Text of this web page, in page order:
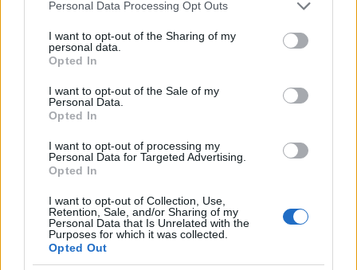
not limited to your visit or usage behaviour. You may click to
grant or deny consent to Google and its third-party tags to
use your data for below specified purposes in below Google
consent section.
Personal Data Processing Opt Outs
I want to opt-out of the Sharing of my
personal data.
Opted In
I want to opt-out of the Sale of my
Personal Data.
Opted In
I want to opt-out of processing my
Personal Data for Targeted Advertising.
Opted In
I want to opt-out of Collection, Use,
Retention, Sale, and/or Sharing of my
Personal Data that Is Unrelated with the
Purposes for which it was collected.
Opted Out
világ édesvíz készleteit a mezőgazdaság, az ipar, és a polgári
túlhasználás és kibocsatás egyaránt veszélyezteti, mert az
emberi tevékenység különbőzőféleképpen, de szennyezi a
vízkészleteket. Az indiai Amity (Noida) Egyetemmel közösen az
dolgoznak, amely képes lehet a nyugati világban a
mezőgazdaság és a 3. világban például a textilipar szennyező
világon
2019.11.08